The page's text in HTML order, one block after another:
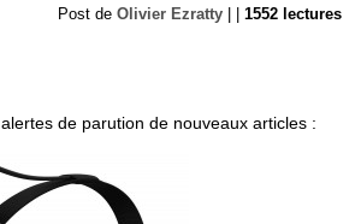
Post de Olivier Ezratty 1552 lectures
de parution de nouveaux articles :